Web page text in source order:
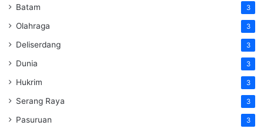
Batam 3
Olahraga 3
Deliserdang 3
Dunia 3
Hukrim 3
Serang Raya 3
Pasuruan 3